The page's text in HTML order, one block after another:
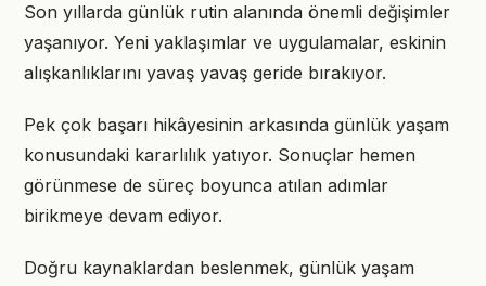
Son yıllarda günlük rutin alanında önemli değişimler
yaşanıyor. Yeni yaklaşımlar ve uygulamalar, eskinin
alışkanlıklarını yavaş yavaş geride bırakıyor.
Pek çok başarı hikâyesinin arkasında günlük yaşam
konusundaki kararlılık yatıyor. Sonuçlar hemen
görünmese de süreç boyunca atılan adımlar
birikmeye devam ediyor.
Doğru kaynaklardan beslenmek, günlük yaşam